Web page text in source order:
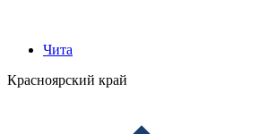
Чита
Красноярский край